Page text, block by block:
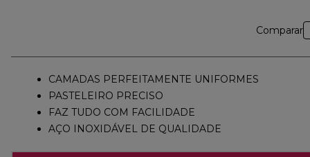
Comparar
CAMADAS PERFEITAMENTE UNIFORMES
PASTELEIRO PRECISO
FAZ TUDO COM FACILIDADE
AÇO INOXIDÁVEL DE QUALIDADE